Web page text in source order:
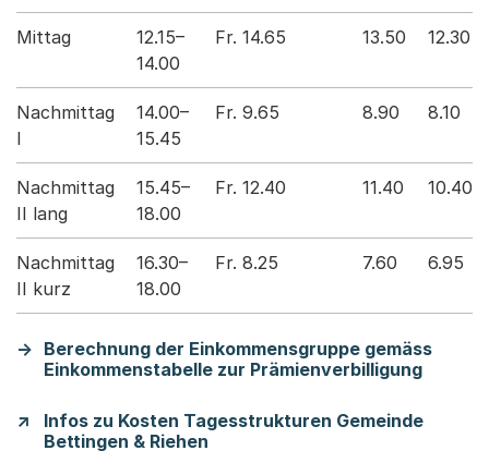
Mittag
12.15–
14.00
Fr. 14.65 13.50 12.30
Nachmittag
I
14.00–
15.45
Fr. 9.65 8.90 8.10
Nachmittag
II lang
15.45–
18.00
Fr. 12.40 11.40 10.40
Nachmittag
II kurz
16.30–
18.00
Fr. 8.25 7.60 6.95
Berechnung der Einkommensgruppe gemäss
Einkommenstabelle zur Prämienverbilligung
Infos zu Kosten Tagesstrukturen Gemeinde
Bettingen & Riehen